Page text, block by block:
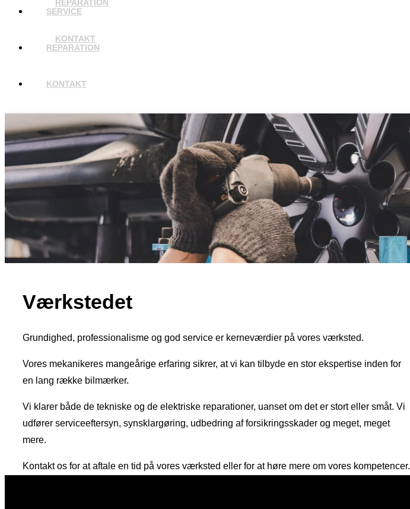
REPARATION
KONTAKT
SERVICE
REPARATION
KONTAKT
Værkstedet
Grundighed, professionalisme og god service er kerneværdier på vores værksted.
Vores mekanikeres mangeårige erfaring sikrer, at vi kan tilbyde en stor ekspertise inden for
en lang række bilmærker.
Vi klarer både de tekniske og de elektriske reparationer, uanset om det er stort eller småt. Vi
udfører serviceeftersyn, synsklargøring, udbedring af forsikringsskader og meget, meget
mere.
Kontakt os for at aftale en tid på vores værksted eller for at høre mere om vores kompetencer.